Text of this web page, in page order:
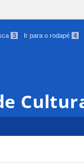
3 Ir para o rodapé 4